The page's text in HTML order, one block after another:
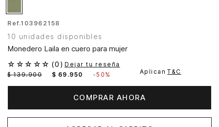
Ref.103962158
10 unidades disponibles
Monedero Laila en cuero para mujer
☆ ☆ ☆ ☆ ☆ (0 ) Dejar tu reseña
$ 139.900 $ 69 .950 -50% Aplican T&C
COMPRAR AHORA